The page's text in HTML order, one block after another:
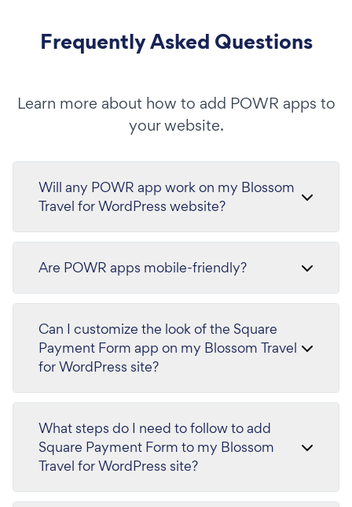
Frequently Asked Questions
Learn more about how to add POWR apps to
your website.
Will any POWR app work on my Blossom
Travel for WordPress website?
Are POWR apps mobile-friendly?
Can I customize the look of the Square
Payment Form app on my Blossom Travel
for WordPress site?
What steps do I need to follow to add
Square Payment Form to my Blossom
Travel for WordPress site?